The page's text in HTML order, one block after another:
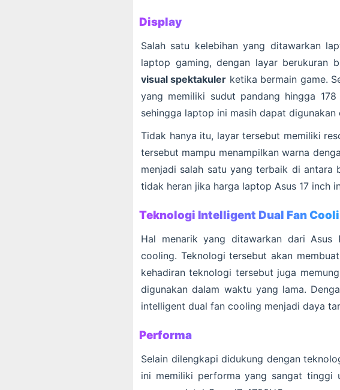
Display
Salah satu kelebihan yang ditawarkan
laptop gaming, dengan layar berukuran
visual spektakuler ketika bermain game.
yang memiliki sudut pandang hingga
sehingga laptop ini masih dapat
Tidak hanya itu, layar tersebut memiliki
tersebut mampu menampilkan warna
menjadi salah satu yang terbaik di antara
tidak heran jika harga laptop Asus 17 inch
Teknologi Intelligent Dual Fan
Hal menarik yang ditawarkan dari Asus
cooling. Teknologi tersebut akan
kehadiran teknologi tersebut juga
digunakan dalam waktu yang lama.
intelligent dual fan cooling menjadi daya
Performa
Selain dilengkapi didukung dengan
ini memiliki performa yang sangat tinggi